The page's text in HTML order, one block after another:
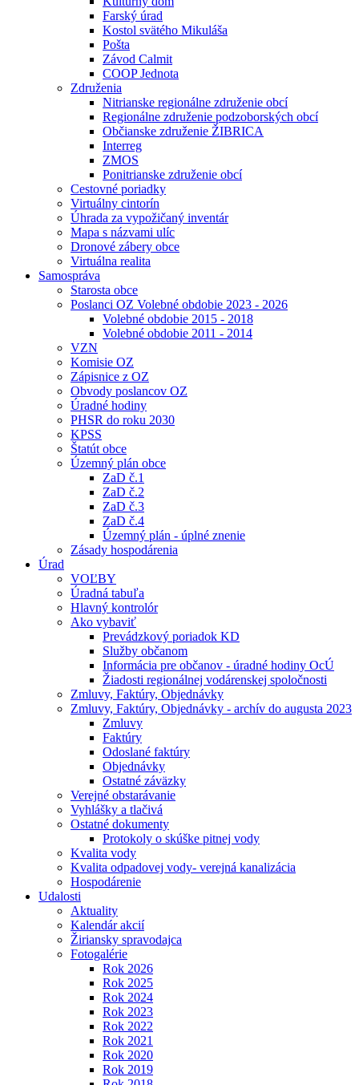
Farský úrad
Kostol svätého Mikuláša
Pošta
Závod Calmit
COOP Jednota
Združenia
Nitrianske regionálne združenie obcí
Regionálne združenie podzoborských obcí
Občianske združenie ŽIBRICA
Interreg
ZMOS
Ponitrianske združenie obcí
Cestovné poriadky
Virtuálny cintorín
Úhrada za vypožičaný inventár
Mapa s názvami ulíc
Dronové zábery obce
Virtuálna realita
Samospráva
Starosta obce
Poslanci OZ Volebné obdobie 2023 - 2026
Volebné obdobie 2015 - 2018
Volebné obdobie 2011 - 2014
VZN
Komisie OZ
Zápisnice z OZ
Obvody poslancov OZ
Úradné hodiny
PHSR do roku 2030
KPSS
Štatút obce
Územný plán obce
ZaD č.1
ZaD č.2
ZaD č.3
ZaD č.4
Územný plán - úplné znenie
Zásady hospodárenia
Úrad
VOĽBY
Úradná tabuľa
Hlavný kontrolór
Ako vybaviť
Prevádzkový poriadok KD
Služby občanom
Informácia pre občanov - úradné hodiny OcÚ
Žiadosti regionálnej vodárenskej spoločnosti
Zmluvy, Faktúry, Objednávky
Zmluvy, Faktúry, Objednávky - archív do augusta 2023
Zmluvy
Faktúry
Odoslané faktúry
Objednávky
Ostatné záväzky
Verejné obstarávanie
Vyhlášky a tlačivá
Ostatné dokumenty
Protokoly o skúške pitnej vody
Kvalita vody
Kvalita odpadovej vody- verejná kanalizácia
Hospodárenie
Udalosti
Aktuality
Kalendár akcií
Žiriansky spravodajca
Fotogalérie
Rok 2026
Rok 2025
Rok 2024
Rok 2023
Rok 2022
Rok 2021
Rok 2020
Rok 2019